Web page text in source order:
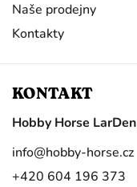
Naše prodejny
Kontakty
KONTAKT
Hobby Horse LarDen
info@hobby-horse.cz
+420 604 196 373